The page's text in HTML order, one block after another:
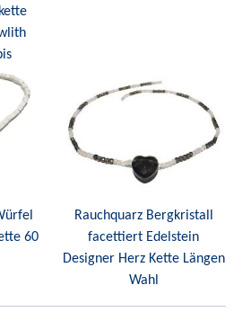
60
Rauchquarz Bergkristall
facettiert Edelstein
Designer Herz Kette Längen
Wahl